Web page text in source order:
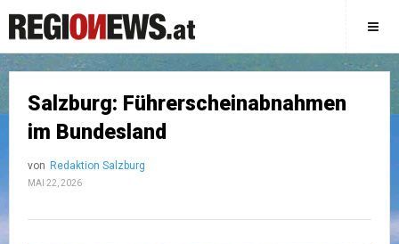
Salzburg: Führerscheinabnahmen
im Bundesland
von Redaktion Salzburg
MAI 22, 2026